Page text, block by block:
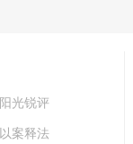
阳光锐评
以案释法